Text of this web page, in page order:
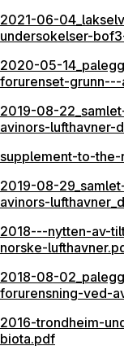
2021-06-
undersokelser-
2020-05-
forurenset-
2019-08-
avinors-lufthavner-
supplement-to-
2019-08-
avinors-
2018---nytten-av-
norske-
2018-08-
forurensning-ved-
2016-trondheim-
biota.pdf